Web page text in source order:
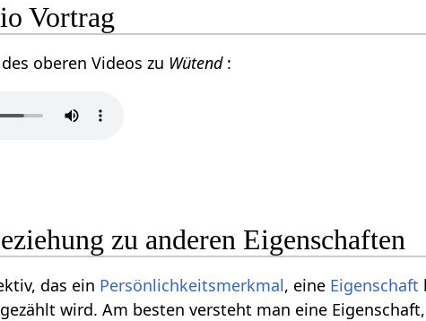
Vortrag
oberen Videos zu Wütend :
zu anderen Eigenschaften
das ein Persönlichkeitsmerkmal, eine Eigenschaft
gezählt wird. Am besten versteht man eine